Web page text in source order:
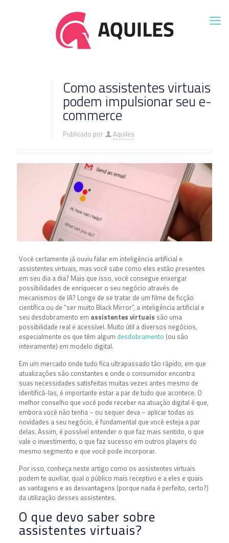
Como assistentes virtuais
podem impulsionar seu e-
commerce
Publicado por Aquiles
Você certamente já ouviu falar em inteligência artificial e
assistentes virtuais, mas você sabe como eles estão presentes
em seu dia a dia? Mais que isso, você consegue enxergar
possibilidades de enriquecer o seu negócio através de
mecanismos de IA? Longe de se tratar de um filme de ficção
científica ou de “ser muito Black Mirror”, a inteligência artificial e
seu desdobramento em assistentes virtuais são uma
possibilidade real e acessível. Muito útil a diversos negócios,
especialmente os que têm algum desdobramento (ou são
inteiramente) em modelo digital.
Em um mercado onde tudo fica ultrapassado tão rápido, em que
atualizações são constantes e onde o consumidor encontra
suas necessidades satisfeitas muitas vezes antes mesmo de
identificá-las, é importante estar a par de tudo que acontece. O
melhor conselho que você pode receber na atuação digital é que,
embora você não tenha – ou sequer deva – aplicar todas as
novidades a seu negócio, é fundamental que você esteja a par
delas. Assim, é possível entender o que faz mais sentido, o que
vale o investimento, o que faz sucesso em outros players do
mesmo segmento e que você pode incorporar.
Por isso, conheça neste artigo como os assistentes virtuais
podem te auxiliar, qual o público mais receptivo e a eles e quais
as vantagens e as desvantagens (porque nada é perfeito, certo?)
da utilização desses assistentes.
O que devo saber sobre
assistentes virtuais?